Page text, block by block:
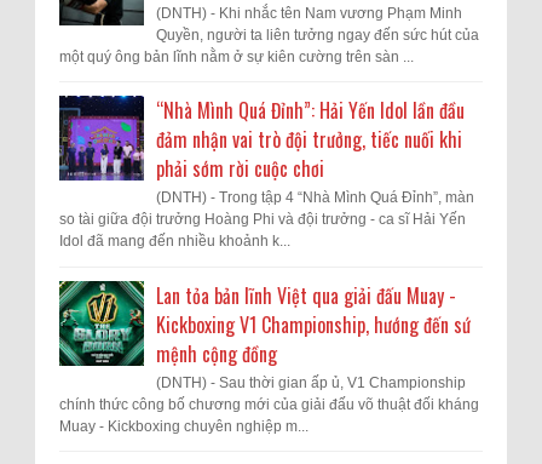
(DNTH) - Khi nhắc tên Nam vương Phạm Minh
Quyền, người ta liên tưởng ngay đến sức hút của
một quý ông bản lĩnh nằm ở sự kiên cường trên sàn ...
“Nhà Mình Quá Đỉnh”: Hải Yến Idol lần đầu
đảm nhận vai trò đội trưởng, tiếc nuối khi
phải sớm rời cuộc chơi
(DNTH) - Trong tập 4 “Nhà Mình Quá Đỉnh”, màn
so tài giữa đội trưởng Hoàng Phi và đội trưởng - ca sĩ Hải Yến
Idol đã mang đến nhiều khoảnh k...
Lan tỏa bản lĩnh Việt qua giải đấu Muay -
Kickboxing V1 Championship, hướng đến sứ
mệnh cộng đồng
(DNTH) - Sau thời gian ấp ủ, V1 Championship
chính thức công bố chương mới của giải đấu võ thuật đối kháng
Muay - Kickboxing chuyên nghiệp m...